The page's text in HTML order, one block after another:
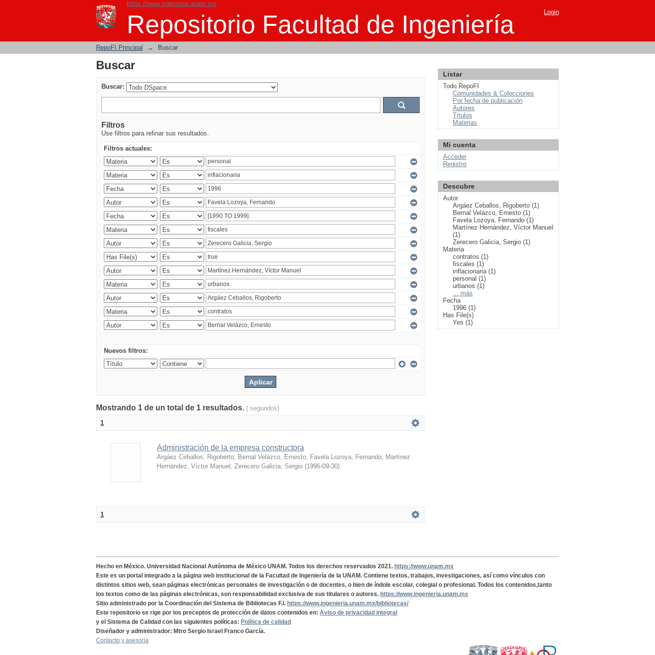
https://www.ingenieria.unam.mx
Repositorio Facultad de Ingeniería
Buscar Login
RepoFI Principal → Buscar
Buscar
Buscar:
Filtros
Use filtros para refinar sus resultados.
Filtros actuales:
Nuevos filtros:
Mostrando 1 de un total de 1 resultados. ( segundos)
1
Administración de la empresa constructora
Argáez Ceballos, Rigoberto; Bernal Velázco, Ernesto; Favela Lozoya, Fernando; Martínez
Hernández, Víctor Manuel ; Zerecero Galicia, Sergio (1996-09-30)
1
Listar
Todo RepoFI
Comunidades & Colecciones
Por fecha de publicación
Autores
Títulos
Materias
Mi cuenta
Acceder
Registro
Descubre
Autor
Argáez Ceballos, Rigoberto (1)
Bernal Velázco, Ernesto (1)
Favela Lozoya, Fernando (1)
Martínez Hernández, Víctor Manuel
(1)
Zerecero Galicia, Sergio (1)
Materia
contratos (1)
fiscales (1)
inflacionaria (1)
personal (1)
urbanos (1)
... más
Fecha
1996 (1)
Has File(s)
Yes (1)
Hecho en México. Universidad Nacional Autónoma de México UNAM. Todos los derechos reservados 2021. https://www.unam.mx
Este es un portal integrado a la página web institucional de la Facultad de Ingeniería de la UNAM. Contiene textos, trabajos, investigaciones, así como vínculos con
distintos sitios web, sean páginas electrónicas personales de investigación o de docentes, o bien de índole escolar, colegial o profesional. Todos los contenidos,tanto
los textos como de las páginas electrónicas, son responsabilidad exclusiva de sus titulares o autores. https://www.ingenieria.unam.mx
Sitio administrado por la Coordinación del Sistema de Bibliotecas F.I. https://www.ingenieria.unam.mx/bibliotecas/
Este repositorio se rige por los preceptos de protección de datos contenidos en: Aviso de privacidad integral
y el Sistema de Calidad con las siguientes políticas: Política de calidad
Diseñador y administrador: Mtro Sergio Israel Franco García.
Contacto y asesoría